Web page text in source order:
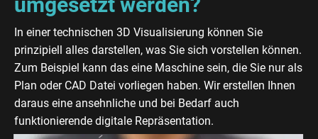
In einer technischen 3D Visualisierung können Sie
prinzipiell alles darstellen, was Sie sich vorstellen können.
Zum Beispiel kann das eine Maschine sein, die Sie nur als
Plan oder CAD Datei vorliegen haben. Wir erstellen Ihnen
daraus eine ansehnliche und bei Bedarf auch
funktionierende digitale Repräsentation.